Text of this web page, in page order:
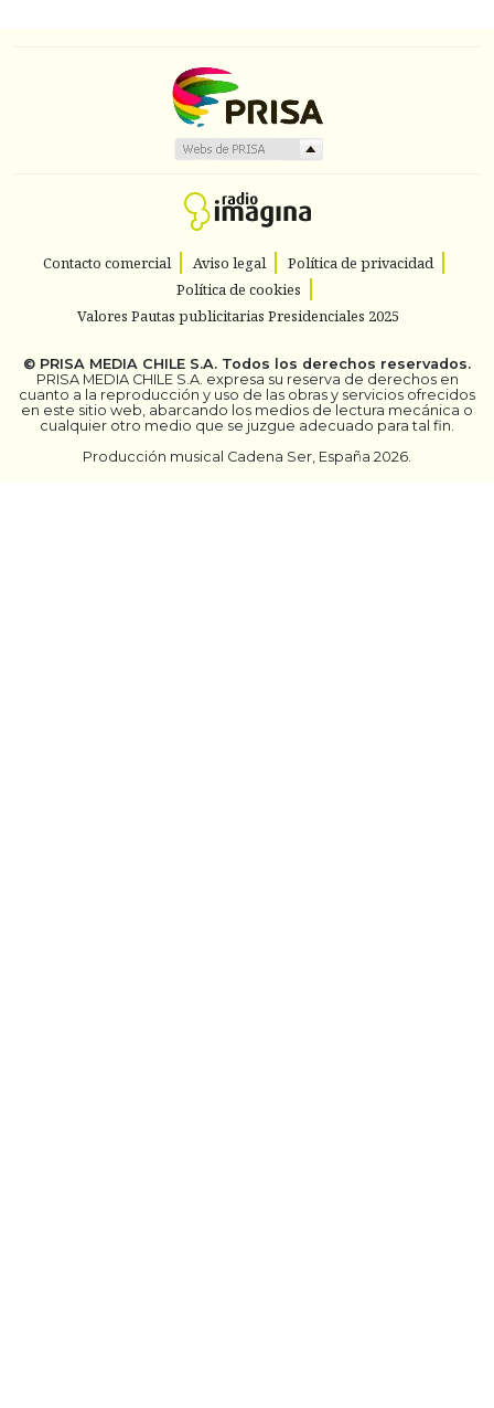
Contacto comercial Aviso legal
Política de privacidad
Política de cookies
Valores Pautas publicitarias Presidenciales 2025
© PRISA MEDIA CHILE S.A. Todos los derechos reservados.
PRISA MEDIA CHILE S.A. expresa su reserva de derechos en
cuanto a la reproducción y uso de las obras y servicios ofrecidos
en este sitio web, abarcando los medios de lectura mecánica o
cualquier otro medio que se juzgue adecuado para tal fin.
Producción musical Cadena Ser, España 2026.